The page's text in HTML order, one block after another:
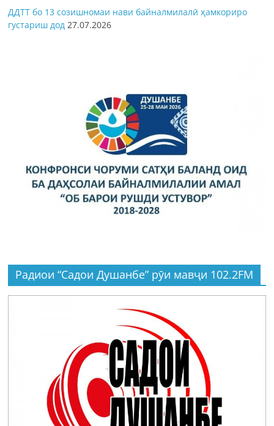
ДДТТ бо 13 созишномаи нави байналмилалӣ ҳамкориро
густариш дод 27.07.2026
Радиои “Садои Душанбе” рӯи мавҷи 102.2FM